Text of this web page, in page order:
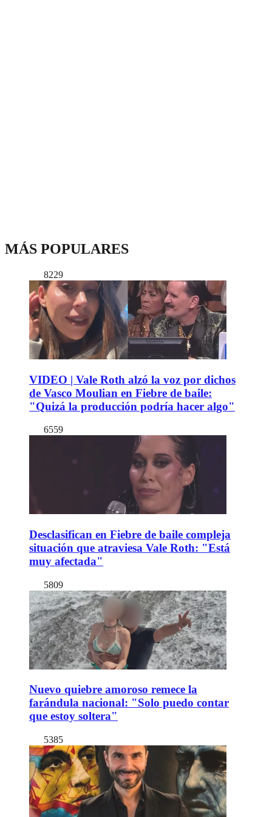
MÁS POPULARES
8229
VIDEO | Vale Roth alzó la voz por dichos
de Vasco Moulian en Fiebre de baile:
"Quizá la producción podría hacer algo"
6559
Desclasifican en Fiebre de baile compleja
situación que atraviesa Vale Roth: "Está
muy afectada"
5809
Nuevo quiebre amoroso remece la
farándula nacional: "Solo puedo contar
que estoy soltera"
5385